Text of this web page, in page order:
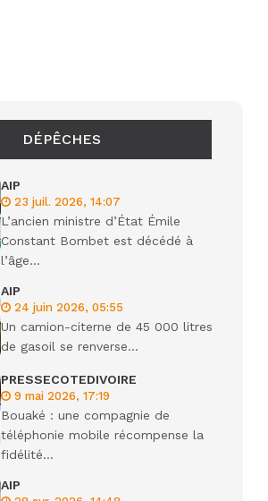
DÉPÊCHES
AIP
23 juil. 2026, 14:07
L’ancien ministre d’État Émile
Constant Bombet est décédé à
l’âge...
AIP
24 juin 2026, 05:55
Un camion-citerne de 45 000 litres
de gasoil se renverse...
PRESSECOTEDIVOIRE
9 mai 2026, 17:19
Bouaké : une compagnie de
téléphonie mobile récompense la
fidélité...
AIP